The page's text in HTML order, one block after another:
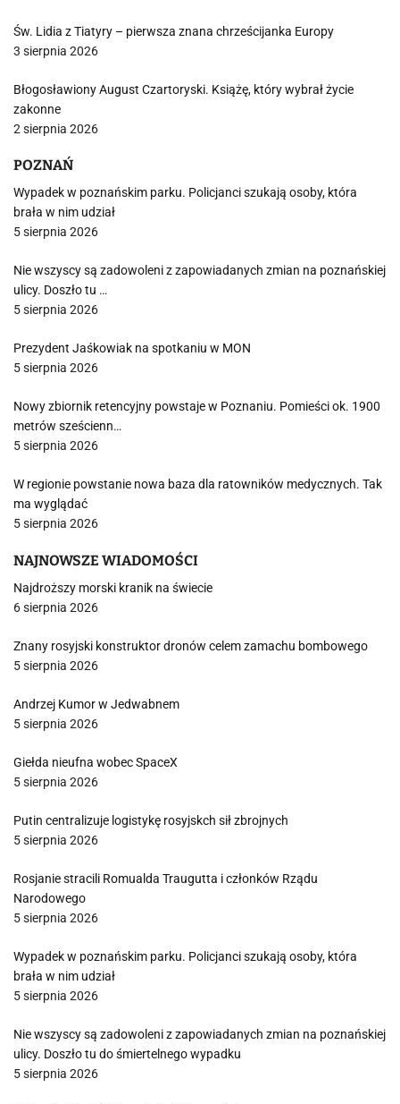
Św. Lidia z Tiatyry – pierwsza znana chrześcijanka Europy
3 sierpnia 2026
Błogosławiony August Czartoryski. Książę, który wybrał życie
zakonne
2 sierpnia 2026
POZNAŃ
Wypadek w poznańskim parku. Policjanci szukają osoby, która
brała w nim udział
5 sierpnia 2026
Nie wszyscy są zadowoleni z zapowiadanych zmian na poznańskiej
ulicy. Doszło tu …
5 sierpnia 2026
Prezydent Jaśkowiak na spotkaniu w MON
5 sierpnia 2026
Nowy zbiornik retencyjny powstaje w Poznaniu. Pomieści ok. 1900
metrów sześcienn…
5 sierpnia 2026
W regionie powstanie nowa baza dla ratowników medycznych. Tak
ma wyglądać
5 sierpnia 2026
NAJNOWSZE WIADOMOŚCI
Najdroższy morski kranik na świecie
6 sierpnia 2026
Znany rosyjski konstruktor dronów celem zamachu bombowego
5 sierpnia 2026
Andrzej Kumor w Jedwabnem
5 sierpnia 2026
Giełda nieufna wobec SpaceX
5 sierpnia 2026
Putin centralizuje logistykę rosyjskch sił zbrojnych
5 sierpnia 2026
Rosjanie stracili Romualda Traugutta i członków Rządu
Narodowego
5 sierpnia 2026
Wypadek w poznańskim parku. Policjanci szukają osoby, która
brała w nim udział
5 sierpnia 2026
Nie wszyscy są zadowoleni z zapowiadanych zmian na poznańskiej
ulicy. Doszło tu do śmiertelnego wypadku
5 sierpnia 2026